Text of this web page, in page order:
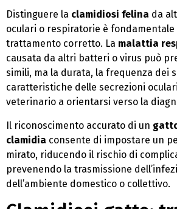
Distinguere la clamidiosi felina da
oculari o respiratorie è
trattamento corretto. La malattia
causata da altri batteri o virus può
simili, ma la durata, la frequenza dei
caratteristiche delle secrezioni
veterinario a orientarsi verso la
Il riconoscimento accurato di un
clamidia consente di impostare un
mirato, riducendo il rischio di
prevenendo la trasmissione
dell’ambiente domestico o collettivo.